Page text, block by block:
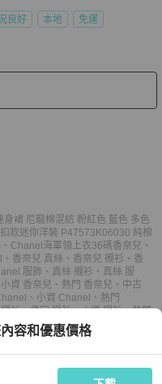
良好 本地 免運
裙 尼龍棉混紡 粉紅色 藍色 多色
款迷你洋裝 P47573K06030 純棉
、 Chanel海軍領上衣36碼香奈兒 、
、 香奈兒 真絲 、 香奈兒 襯衫 、 香
服飾 、 真絲 襯衫 、 真絲 服
小資 香奈兒 、 熱門 香奈兒 、 中古
、 小資 Chanel 、 熱門
衫、便宜 襯衫、小資 襯衫、熱門
服飾、小資 服飾、
容和優惠價格